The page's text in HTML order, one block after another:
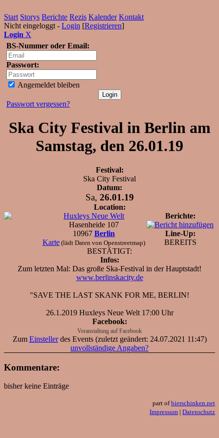
Start Storys Berichte Rezis Kalender Kontakt
Nicht eingeloggt - Login [Registrieren]
Login X
BS-Nummer oder Email:
Passwort:
Angemeldet bleiben
Passwort vergessen?
Ska City Festival in Berlin am
Samstag, den 26.01.19
Festival:
Ska City Festival
Datum:
Sa, 26.01.19
Location:
Huxleys Neue Welt
Hasenheide 107
10967 Berlin
Karte (lädt Daten von Openstreetmap)
Berichte:
Line-Up:
BEREITS
BESTÄTIGT:
Infos:
Zum letzten Mal: Das große Ska-Festival in der Hauptstadt!
www.berlinskacity.de
"SAVE THE LAST SKANK FOR ME, BERLIN!
26.1.2019 Huxleys Neue Welt 17:00 Uhr
Facebook:
Veranstaltung auf Facebook
Zum Einstellerdes Events (zuletzt geändert: 24.07.2021 11:47)
unvollständige Angaben?
Kommentare:
bisher keine Einträge
part ofbierschinken.net
Impressum | Datenschutz